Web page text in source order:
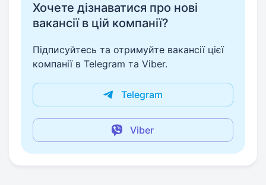
Хочете дізнаватися про нові
вакансії в цій компанії?
Підписуйтесь та отримуйте вакансії цієї
компанії в Telegram та Viber.
Telegram
Viber